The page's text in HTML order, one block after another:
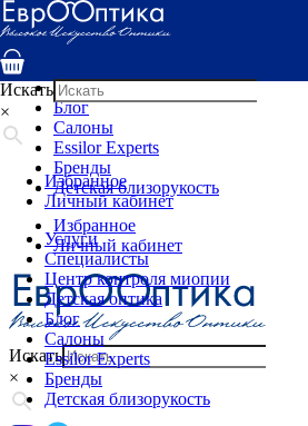
Услуги
Специалисты
Детская оптика
Блог
Салоны
Essilor Experts
Бренды
Детская близорукость
Избранное
Личный кабинет
Искать
×
Искать
×
Избранное
Личный кабинет
Услуги
Специалисты
Центр контроля миопии
Детская оптика
Блог
Салоны
Essilor Experts
Бренды
Детская близорукость